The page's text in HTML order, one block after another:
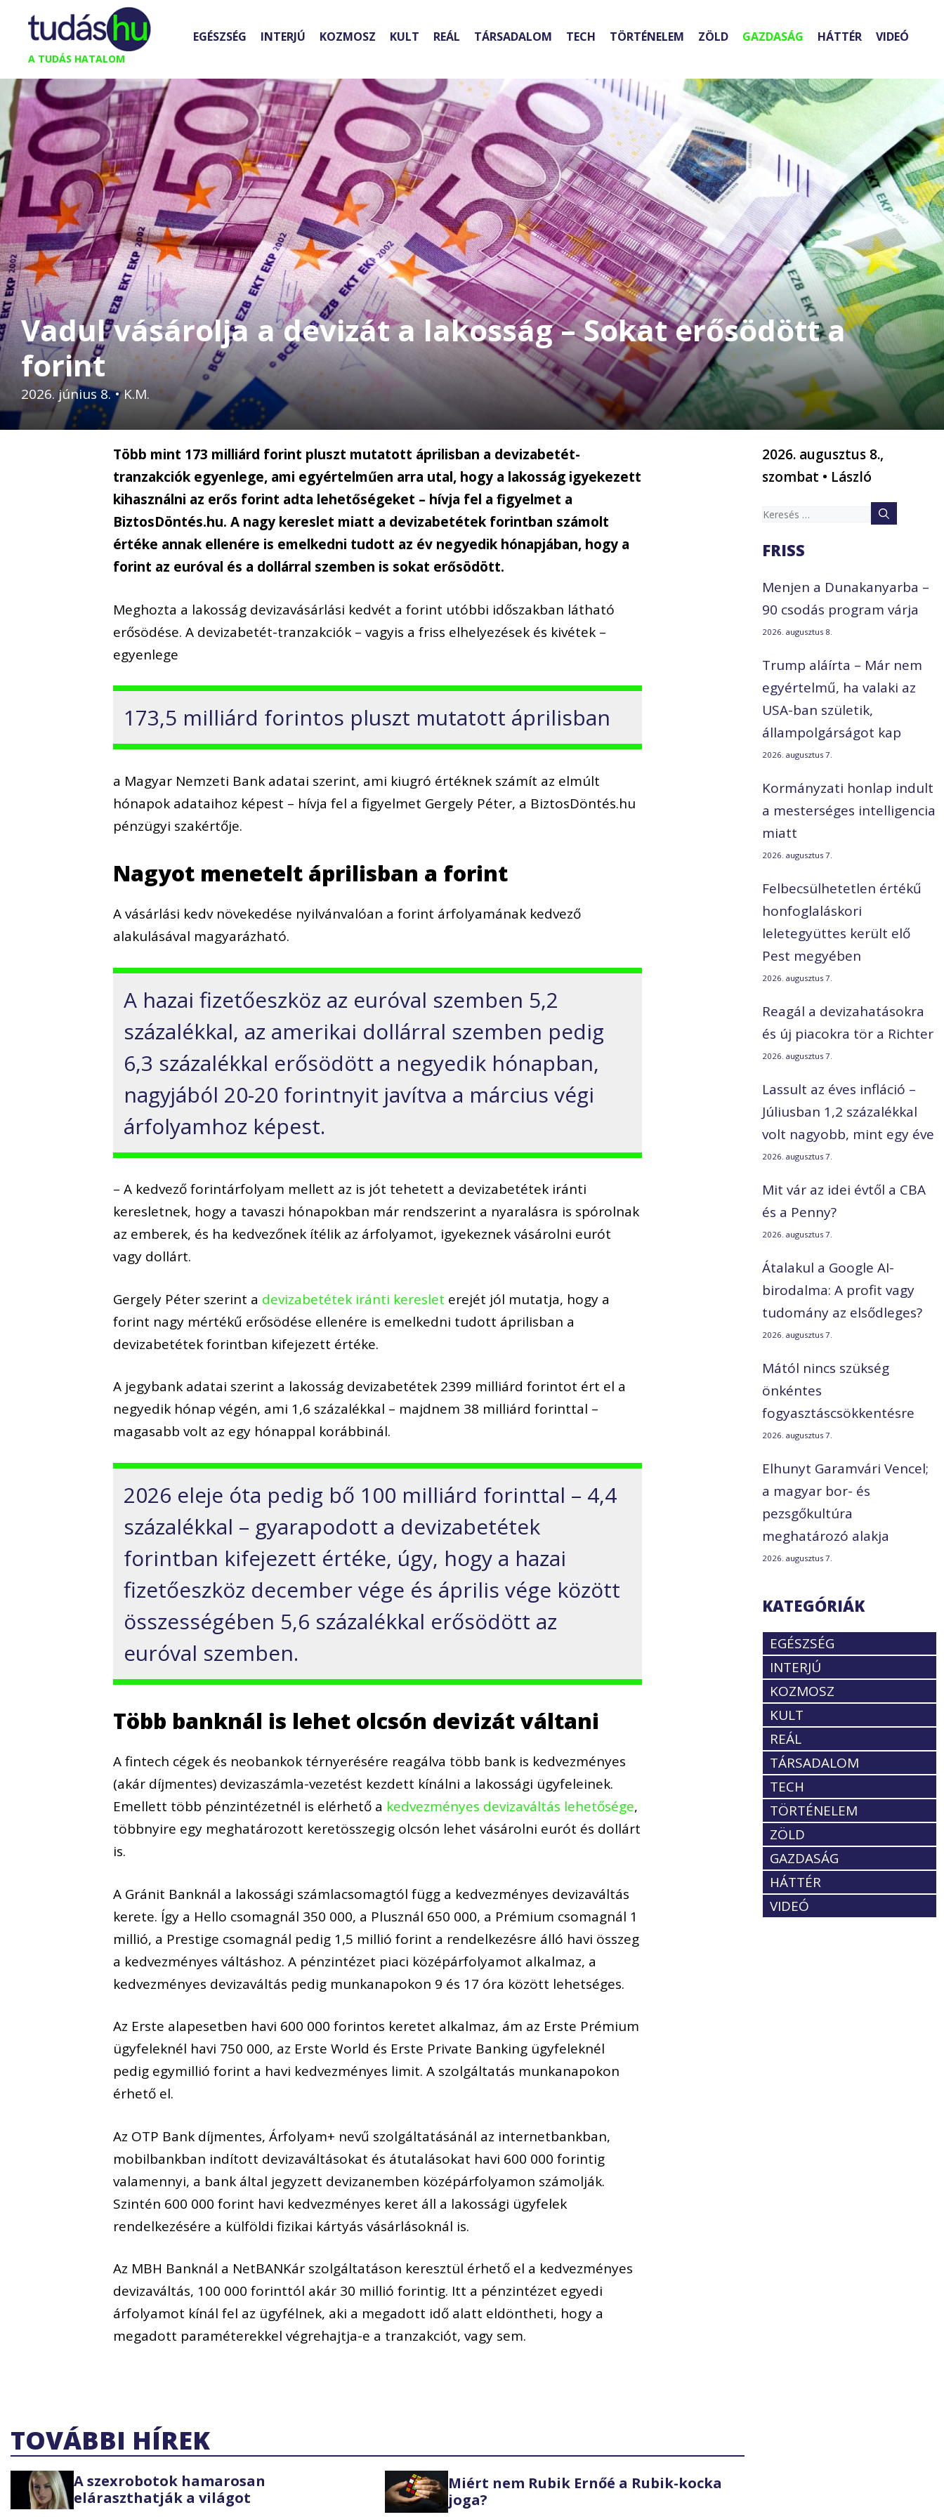
Kilépés
tartalomba
A TUDÁS HATALOM
EGÉSZSÉG INTERJÚ KOZMOSZ KULT REÁL TÁRSADALOM TECH TÖRTÉNELEM ZÖLD GAZDASÁG HÁTTÉR VIDEÓ
Vadul vásárolja a devizát a lakosság – Sokat erősödött a
forint
2026. június 8.•K.M.
Több mint 173 milliárd forint pluszt mutatott áprilisban a devizabetét-
tranzakciók egyenlege, ami egyértelműen arra utal, hogy a lakosság igyekezett
kihasználni az erős forint adta lehetőségeket – hívja fel a figyelmet a
BiztosDöntés.hu. A nagy kereslet miatt a devizabetétek forintban számolt
értéke annak ellenére is emelkedni tudott az év negyedik hónapjában, hogy a
forint az euróval és a dollárral szemben is sokat erősödött.
Meghozta a lakosság devizavásárlási kedvét a forint utóbbi időszakban látható
erősödése. A devizabetét-tranzakciók – vagyis a friss elhelyezések és kivétek –
egyenlege
173,5 milliárd forintos pluszt mutatott áprilisban
a Magyar Nemzeti Bank adatai szerint, ami kiugró értéknek számít az elmúlt
hónapok adataihoz képest – hívja fel a figyelmet Gergely Péter, a BiztosDöntés.hu
pénzügyi szakértője.
Nagyot menetelt áprilisban a forint
A vásárlási kedv növekedése nyilvánvalóan a forint árfolyamának kedvező
alakulásával magyarázható.
A hazai fizetőeszköz az euróval szemben 5,2
százalékkal, az amerikai dollárral szemben pedig
6,3 százalékkal erősödött a negyedik hónapban,
nagyjából 20-20 forintnyit javítva a március végi
árfolyamhoz képest.
– A kedvező forintárfolyam mellett az is jót tehetett a devizabetétek iránti
keresletnek, hogy a tavaszi hónapokban már rendszerint a nyaralásra is spórolnak
az emberek, és ha kedvezőnek ítélik az árfolyamot, igyekeznek vásárolni eurót
vagy dollárt.
Gergely Péter szerint a devizabetétek iránti kereslet erejét jól mutatja, hogy a
forint nagy mértékű erősödése ellenére is emelkedni tudott áprilisban a
devizabetétek forintban kifejezett értéke.
A jegybank adatai szerint a lakosság devizabetétek 2399 milliárd forintot ért el a
negyedik hónap végén, ami 1,6 százalékkal – majdnem 38 milliárd forinttal –
magasabb volt az egy hónappal korábbinál.
2026 eleje óta pedig bő 100 milliárd forinttal – 4,4
százalékkal – gyarapodott a devizabetétek
forintban kifejezett értéke, úgy, hogy a hazai
fizetőeszköz december vége és április vége között
összességében 5,6 százalékkal erősödött az
euróval szemben.
Több banknál is lehet olcsón devizát váltani
A fintech cégek és neobankok térnyerésére reagálva több bank is kedvezményes
(akár díjmentes) devizaszámla-vezetést kezdett kínálni a lakossági ügyfeleinek.
Emellett több pénzintézetnél is elérhető a kedvezményes devizaváltás lehetősége,
többnyire egy meghatározott keretösszegig olcsón lehet vásárolni eurót és dollárt
is.
A Gránit Banknál a lakossági számlacsomagtól függ a kedvezményes devizaváltás
kerete. Így a Hello csomagnál 350 000, a Plusznál 650 000, a Prémium csomagnál 1
millió, a Prestige csomagnál pedig 1,5 millió forint a rendelkezésre álló havi összeg
a kedvezményes váltáshoz. A pénzintézet piaci középárfolyamot alkalmaz, a
kedvezményes devizaváltás pedig munkanapokon 9 és 17 óra között lehetséges.
Az Erste alapesetben havi 600 000 forintos keretet alkalmaz, ám az Erste Prémium
ügyfeleknél havi 750 000, az Erste World és Erste Private Banking ügyfeleknél
pedig egymillió forint a havi kedvezményes limit. A szolgáltatás munkanapokon
érhető el.
Az OTP Bank díjmentes, Árfolyam+ nevű szolgáltatásánál az internetbankban,
mobilbankban indított devizaváltásokat és átutalásokat havi 600 000 forintig
valamennyi, a bank által jegyzett devizanemben középárfolyamon számolják.
Szintén 600 000 forint havi kedvezményes keret áll a lakossági ügyfelek
rendelkezésére a külföldi fizikai kártyás vásárlásoknál is.
Az MBH Banknál a NetBANKár szolgáltatáson keresztül érhető el a kedvezményes
devizaváltás, 100 000 forinttól akár 30 millió forintig. Itt a pénzintézet egyedi
árfolyamot kínál fel az ügyfélnek, aki a megadott idő alatt eldöntheti, hogy a
megadott paraméterekkel végrehajtja-e a tranzakciót, vagy sem.
TOVÁBBI HÍREK
A szexrobotok hamarosan
eláraszthatják a világot
Miért nem Rubik Ernőé a Rubik-kocka
joga?
2026. augusztus 8.,
szombat • László
Keresés:
FRISS
Menjen a Dunakanyarba –
90 csodás program várja
2026. augusztus 8.
Trump aláírta – Már nem
egyértelmű, ha valaki az
USA-ban születik,
állampolgárságot kap
2026. augusztus 7.
Kormányzati honlap indult
a mesterséges intelligencia
miatt
2026. augusztus 7.
Felbecsülhetetlen értékű
honfoglaláskori
leletegyüttes került elő
Pest megyében
2026. augusztus 7.
Reagál a devizahatásokra
és új piacokra tör a Richter
2026. augusztus 7.
Lassult az éves infláció –
Júliusban 1,2 százalékkal
volt nagyobb, mint egy éve
2026. augusztus 7.
Mit vár az idei évtől a CBA
és a Penny?
2026. augusztus 7.
Átalakul a Google AI-
birodalma: A profit vagy
tudomány az elsődleges?
2026. augusztus 7.
Mától nincs szükség
önkéntes
fogyasztáscsökkentésre
2026. augusztus 7.
Elhunyt Garamvári Vencel;
a magyar bor- és
pezsgőkultúra
meghatározó alakja
2026. augusztus 7.
KATEGÓRIÁK
EGÉSZSÉG
INTERJÚ
KOZMOSZ
KULT
REÁL
TÁRSADALOM
TECH
TÖRTÉNELEM
ZÖLD
GAZDASÁG
HÁTTÉR
VIDEÓ